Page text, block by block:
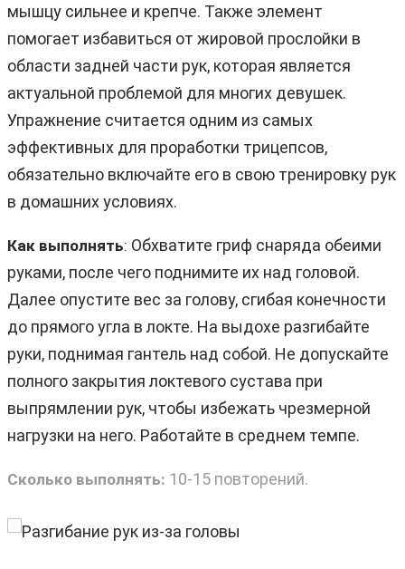
мышцу сильнее и крепче. Также элемент
помогает избавиться от жировой прослойки в
области задней части рук, которая является
актуальной проблемой для многих девушек.
Упражнение считается одним из самых
эффективных для проработки трицепсов,
обязательно включайте его в свою тренировку рук
в домашних условиях.
Как выполнять: Обхватите гриф снаряда обеими
руками, после чего поднимите их над головой.
Далее опустите вес за голову, сгибая конечности
до прямого угла в локте. На выдохе разгибайте
руки, поднимая гантель над собой. Не допускайте
полного закрытия локтевого сустава при
выпрямлении рук, чтобы избежать чрезмерной
нагрузки на него. Работайте в среднем темпе.
Сколько выполнять: 10-15 повторений.